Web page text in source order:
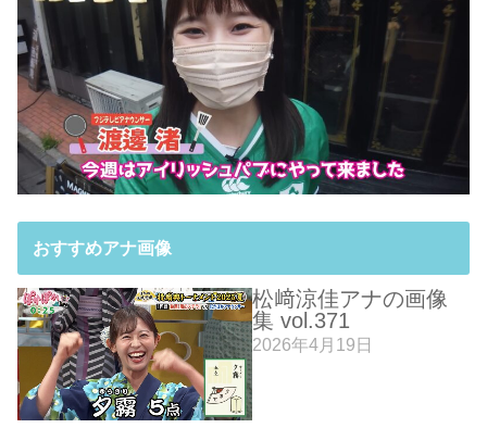
おすすめアナ画像
松﨑涼佳アナの画像
集 vol.371
2026年4月19日